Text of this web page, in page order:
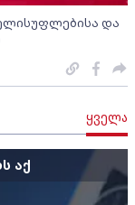
და
ყველა
აქ